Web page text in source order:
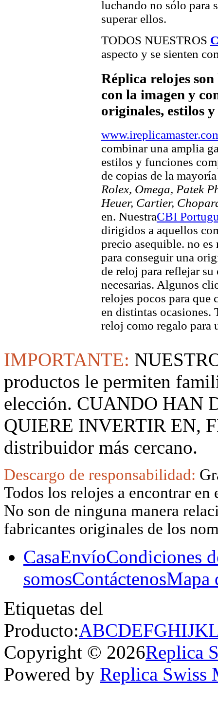
luchando no sólo para
superar ellos.
TODOS NUESTROS
aspecto y se sienten
Réplica relojes
con la imagen y
originales, estilos
combinar una amplia
estilos y funciones
de copias de la
Rolex, Omega, Patek
Heuer, Cartier,
en. NuestraCBI
dirigidos a aquellos
precio asequible. no
para conseguir una
de reloj para reflejar
necesarias. Algunos
relojes pocos para que
en distintas ocasiones.
reloj como regalo para
IMPORTANTE:
productos le permiten
elección. CUANDO HAN
QUIERE INVERTIR EN,
distribuidor más cercano.
Descargo de responsabilidad:
Todos los relojes a encontrar
No son de ninguna manera
fabricantes originales de los
CasaEnvíoCondiciones
somosContáctenosMapa
Etiquetas del
Producto:ABCDEFGHIJK
Copyright © 2026Replica
Powered by Replica Swiss